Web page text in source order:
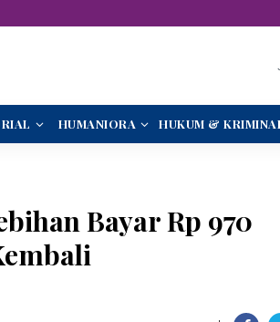
HUMANIORA HUKUM &
Bayar Rp 970